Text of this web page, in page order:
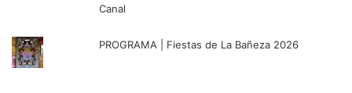
Canal
PROGRAMA | Fiestas de La Bañeza 2026